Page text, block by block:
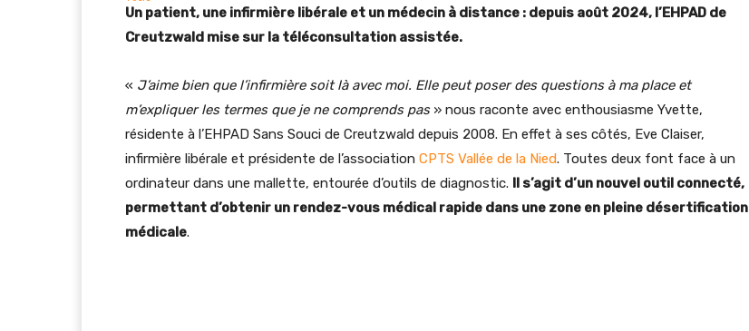
Un patient, une infirmière libérale et un médecin à distance : depuis août 2024, l’EHPAD de
Creutzwald mise sur la téléconsultation assistée.
« J’aime bien que l’infirmière soit là avec moi. Elle peut poser des questions à ma place et
m’expliquer les termes que je ne comprends pas» nous raconte avec enthousiasme Yvette,
résidente à l’EHPAD Sans Souci de Creutzwald depuis 2008. En effet à ses côtés, Eve Claiser,
infirmière libérale et présidente de l’association CPTS Vallée de la Nied. Toutes deux font face à un
ordinateur dans une mallette, entourée d’outils de diagnostic. Il s’agit d’un nouvel outil connecté,
permettant d’obtenir un rendez-vous médical rapide dans une zone en pleine désertification
médicale.